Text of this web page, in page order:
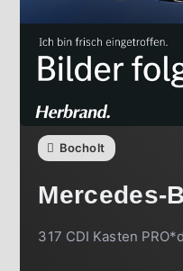
Bocholt
Mercedes-
317 CDI Kasten